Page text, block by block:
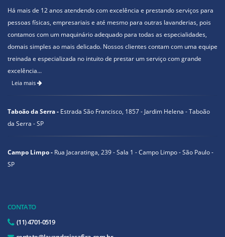
Há mais de 12 anos atendendo com excelência e prestando serviços para
pessoas físicas, empresariais e até mesmo para outras lavanderias, pois
contamos com um maquinário adequado para todas as especialidades,
domais simples ao mais delicado. Nossos clientes contam com uma equipe
treinada e especializada no intuito de prestar um serviço com grande
excelência...
Leia mais
Taboão da Serra - Estrada São Francisco, 1857 - Jardim Helena - Taboão
da Serra - SP
Campo Limpo - Rua Jacaratinga, 239 - Sala 1 - Campo Limpo - São Paulo -
SP
CONTATO
(11) 4701-0519